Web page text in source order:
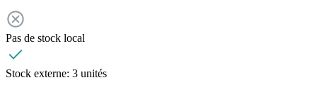
Pas de stock local
Stock externe: 3 unités